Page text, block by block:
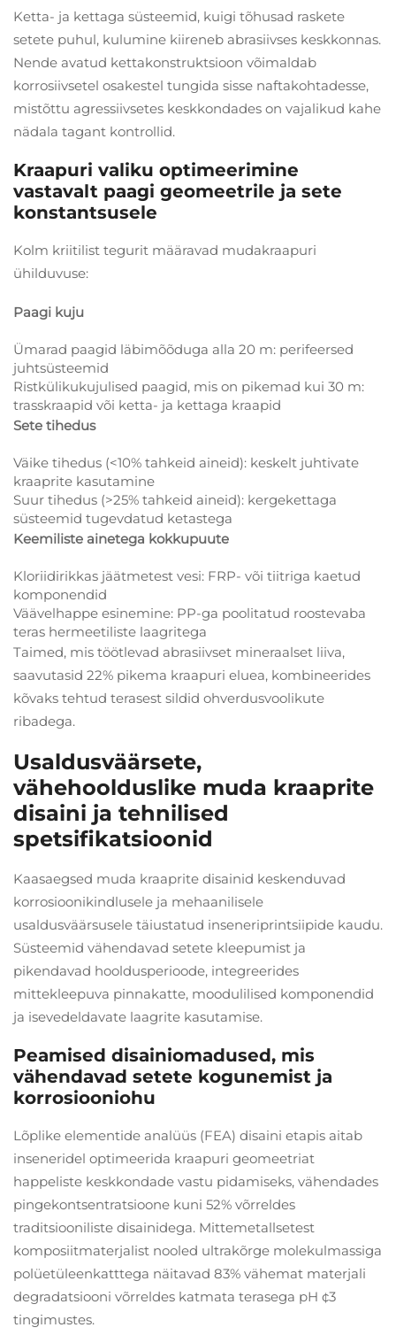
Ketta- ja kettaga süsteemid, kuigi tõhusad raskete
setete puhul, kulumine kiireneb abrasiivses keskkonnas.
Nende avatud kettakonstruktsioon võimaldab
korrosiivsetel osakestel tungida sisse naftakohtadesse,
mistõttu agressiivsetes keskkondades on vajalikud kahe
nädala tagant kontrollid.
Kraapuri valiku optimeerimine
vastavalt paagi geomeetrile ja sete
konstantsusele
Kolm kriitilist tegurit määravad mudakraapuri
ühilduvuse:
Paagi kuju
Ümarad paagid läbimõõduga alla 20 m: perifeersed
juhtsüsteemid
Ristkülikukujulised paagid, mis on pikemad kui 30 m:
trasskraapid või ketta- ja kettaga kraapid
Sete tihedus
Väike tihedus (<10% tahkeid aineid): keskelt juhtivate
kraaprite kasutamine
Suur tihedus (>25% tahkeid aineid): kergekettaga
süsteemid tugevdatud ketastega
Keemiliste ainetega kokkupuute
Kloriidirikkas jäätmetest vesi: FRP- või tiitriga kaetud
komponendid
Väävelhappe esinemine: PP-ga poolitatud roostevaba
teras hermeetiliste laagritega
Taimed, mis töötlevad abrasiivset mineraalset liiva,
saavutasid 22% pikema kraapuri eluea, kombineerides
kõvaks tehtud terasest sildid ohverdusvoolikute
ribadega.
Usaldusväärsete,
vähehoolduslike muda kraaprite
disaini ja tehnilised
spetsifikatsioonid
Kaasaegsed muda kraaprite disainid keskenduvad
korrosioonikindlusele ja mehaanilisele
usaldusväärsusele täiustatud inseneriprintsiipide kaudu.
Süsteemid vähendavad setete kleepumist ja
pikendavad hooldusperioode, integreerides
mittekleepuva pinnakatte, moodulilised komponendid
ja isevedeldavate laagrite kasutamise.
Peamised disainiomadused, mis
vähendavad setete kogunemist ja
korrosiooniohu
Lõplike elementide analüüs (FEA) disaini etapis aitab
inseneridel optimeerida kraapuri geomeetriat
happeliste keskkondade vastu pidamiseks, vähendades
pingekontsentratsioone kuni 52% võrreldes
traditsiooniliste disainidega. Mittemetallsetest
komposiitmaterjalist nooled ultrakõrge molekulmassiga
polüetüleenkatttega näitavad 83% vähemat materjali
degradatsiooni võrreldes katmata terasega pH ¢3
tingimustes.